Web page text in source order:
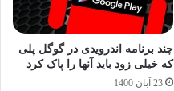
چند برنامه اندرویدی در گوگل پلی
که خیلی زود باید آنها را پاک کرد
23 آبان 1400